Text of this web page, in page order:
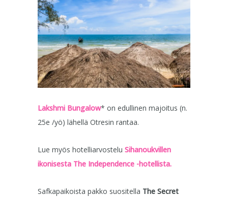
Lakshmi Bungalow* on edullinen majoitus (n.
25e /yö) lähellä Otresin rantaa.
Lue myös hotelliarvostelu Sihanoukvillen
ikonisesta The Independence -hotellista.
Safkapaikoista pakko suositella The Secret